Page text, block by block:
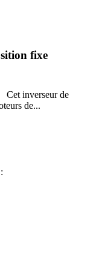
fixe
Cet inverseur de
de...